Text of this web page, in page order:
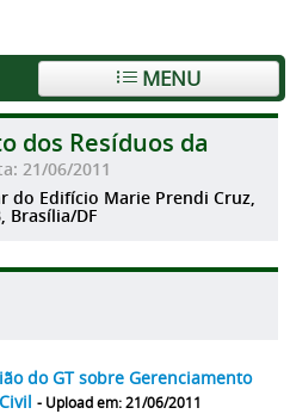
MENU
dos Resíduos da
21/06/2011
do Edifício Marie Prendi Cruz,
Brasília/DF
do GT sobre Gerenciamento
- Upload em: 21/06/2011